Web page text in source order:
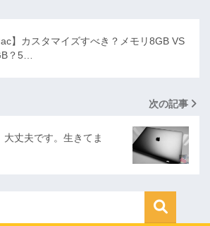
】カスタマイズすべき？メモリ8GB VS
？5…
次の記事
丈夫です。生きてま